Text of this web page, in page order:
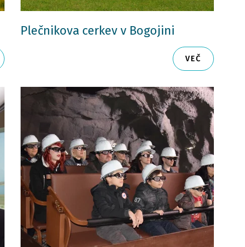
Plečnikova cerkev v Bogojini
VEČ